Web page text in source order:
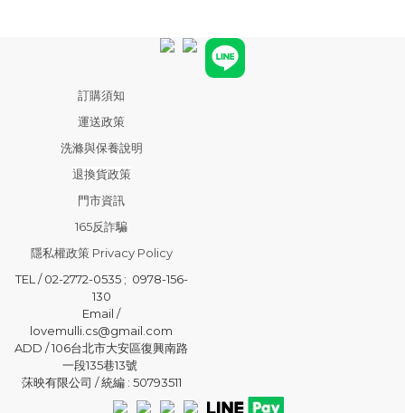
訂購須知
運送政策
洗滌與保養說明
退換貨政策
門市資訊
165反詐騙
隱私權政策 Privacy Policy
TEL / 02-2772-0535 ; 0978-156-
130
Email /
lovemulli.cs@gmail.com
ADD / 106台北市大安區復興南路
一段135巷13號
莯映有限公司 / 統編 : 50793511